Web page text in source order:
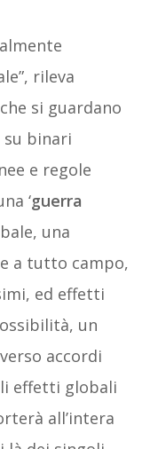
rileva
si guardano
su binari
e regole
‘guerra
una
a tutto campo,
ed effetti
un
accordi
effetti globali
all’intera